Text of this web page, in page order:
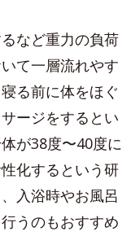
など重力の負荷
て一層流れやす
る前に体をほぐ
ージをするとい
が38度〜40度に
化するという研
入浴時やお風呂
うのもおすすめ